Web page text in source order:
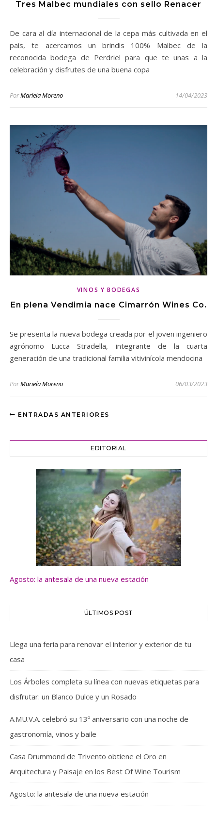
Tres Malbec mundiales con sello Renacer
De cara al día internacional de la cepa más cultivada en el
país, te acercamos un brindis 100% Malbec de la
reconocida bodega de Perdriel para que te unas a la
celebración y disfrutes de una buena copa
PorMariela Moreno 14/04/2023
VINOS Y BODEGAS
En plena Vendimia nace Cimarrón Wines Co.
Se presenta la nueva bodega creada por el joven ingeniero
agrónomo Lucca Stradella, integrante de la cuarta
generación de una tradicional familia vitivinícola mendocina
PorMariela Moreno 06/03/2023
ENTRADAS ANTERIORES
EDITORIAL
Agosto: la antesala de una nueva estación
ÚLTIMOS POST
Llega una feria para renovar el interior y exterior de tu
casa
Los Árboles completa su línea con nuevas etiquetas para
disfrutar: un Blanco Dulce y un Rosado
A.MU.V.A. celebró su 13º aniversario con una noche de
gastronomía, vinos y baile
Casa Drummond de Trivento obtiene el Oro en
Arquitectura y Paisaje en los Best Of Wine Tourism
Agosto: la antesala de una nueva estación